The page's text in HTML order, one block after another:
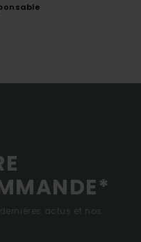
actus et nos